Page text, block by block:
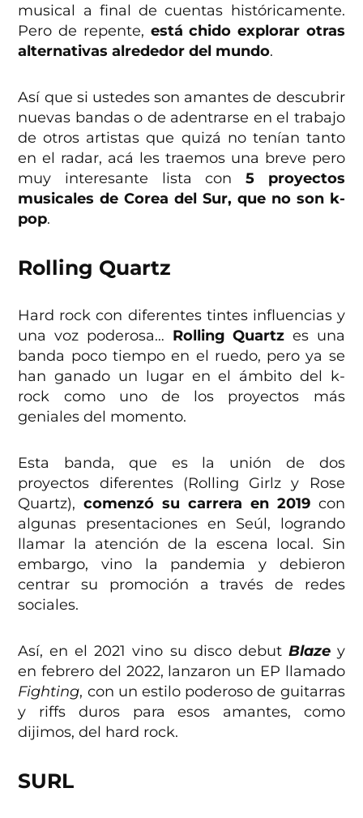
musical a final de cuentas históricamente.
Pero de repente, está chido explorar otras
alternativas alrededor del mundo.
Así que si ustedes son amantes de descubrir
nuevas bandas o de adentrarse en el trabajo
de otros artistas que quizá no tenían tanto
en el radar, acá les traemos una breve pero
muy interesante lista con 5 proyectos
musicales de Corea del Sur, que no son k-
pop.
Rolling Quartz
Hard rock con diferentes tintes influencias y
una voz poderosa… Rolling Quartz es una
banda poco tiempo en el ruedo, pero ya se
han ganado un lugar en el ámbito del k-
rock como uno de los proyectos más
geniales del momento.
Esta banda, que es la unión de dos
proyectos diferentes (Rolling Girlz y Rose
Quartz),comenzó su carrera en 2019con
algunas presentaciones en Seúl, logrando
llamar la atención de la escena local. Sin
embargo, vino la pandemia y debieron
centrar su promoción a través de redes
sociales.
Así, en el 2021 vino su disco debut Blazey
en febrero del 2022, lanzaron un EP llamado
Fighting, con un estilo poderoso de guitarras
y riffs duros para esos amantes, como
dijimos, del hard rock.
SURL